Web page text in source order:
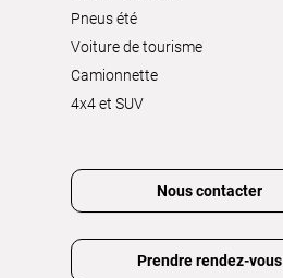
Pneus été
Voiture de tourisme
Camionnette
4x4 et SUV
Nous contacter
Prendre rendez-vous